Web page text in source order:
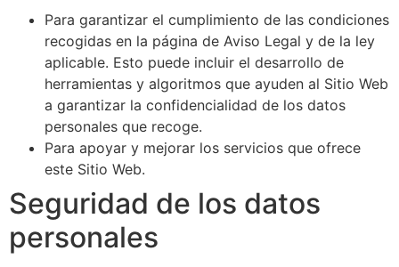
Para garantizar el cumplimiento de las condiciones
recogidas en la página de Aviso Legal y de la ley
aplicable. Esto puede incluir el desarrollo de
herramientas y algoritmos que ayuden al Sitio Web
a garantizar la confidencialidad de los datos
personales que recoge.
Para apoyar y mejorar los servicios que ofrece
este Sitio Web.
Seguridad de los datos
personales